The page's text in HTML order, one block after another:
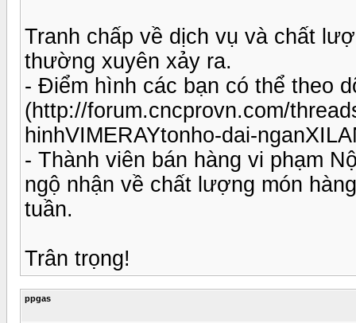
Tranh chấp về dịch vụ và chất
thường xuyên xảy ra.
- Điểm hình các bạn có thể theo
(http://forum.cncprovn.com/
hinhVIMERAYtonho-dai-
- Thành viên bán hàng vi phạm
ngộ nhận về chất lượng món
tuần.
Trân trọng!
ppgas